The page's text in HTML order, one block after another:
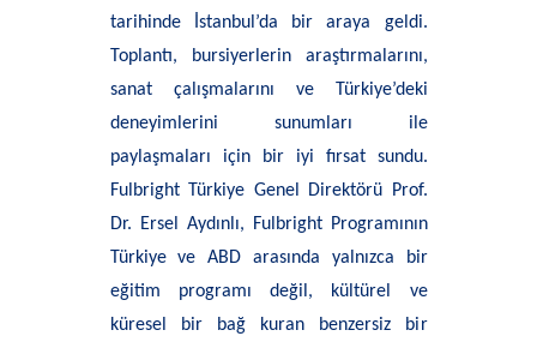
tarihinde İstanbul’da bir araya geldi.
Toplantı, bursiyerlerin araştırmalarını,
sanat çalışmalarını ve Türkiye’deki
deneyimlerini sunumları ile
paylaşmaları için bir iyi fırsat sundu.
Fulbright Türkiye Genel Direktörü Prof.
Dr. Ersel Aydınlı, Fulbright Programının
Türkiye ve ABD arasında yalnızca bir
eğitim programı değil, kültürel ve
küresel bir bağ kuran benzersiz bir